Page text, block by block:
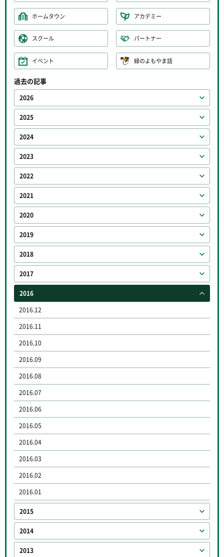
ホームタウン アカデミー
スクール パートナー
イベント 緑のよもやま話
過去の記事
2026
2025
2024
2023
2022
2021
2020
2019
2018
2017
2016
2016.12
2016.11
2016.10
2016.09
2016.08
2016.07
2016.06
2016.05
2016.04
2016.03
2016.02
2016.01
2015
2014
2013